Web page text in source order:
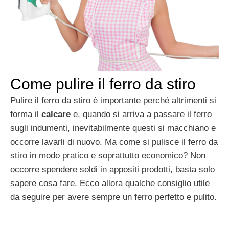
Come pulire il ferro da stiro
Pulire il ferro da stiro è importante perché altrimenti si
forma il calcare e, quando si arriva a passare il ferro
sugli indumenti, inevitabilmente questi si macchiano e
occorre lavarli di nuovo. Ma come si pulisce il ferro da
stiro in modo pratico e soprattutto economico? Non
occorre spendere soldi in appositi prodotti, basta solo
sapere cosa fare. Ecco allora qualche consiglio utile
da seguire per avere sempre un ferro perfetto e pulito.